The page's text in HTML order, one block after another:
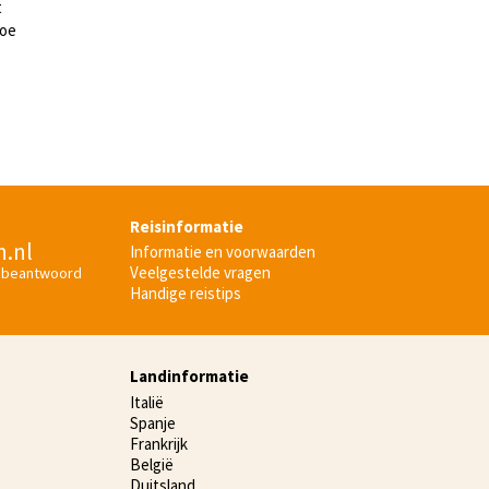
Reisinformatie
Informatie en voorwaarden
Veelgestelde vragen
Handige reistips
Landinformatie
Italië
Spanje
Frankrijk
België
Duitsland